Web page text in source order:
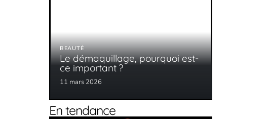
BEAUTÉ
Le démaquillage, pourquoi est-
ce important ?
11 mars 2026
En tendance